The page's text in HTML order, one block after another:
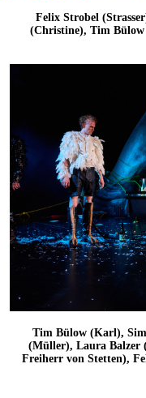
Felix Strobel
(Christine), Tim
Tim Bülow (Karl),
(Müller), Laura Balzer
Freiherr von Stetten),